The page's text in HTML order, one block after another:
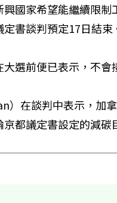
國家希望能繼續限制
書談判預定17日結束
選前便已表示，不會
在談判中表示，加
都議定書設定的減碳